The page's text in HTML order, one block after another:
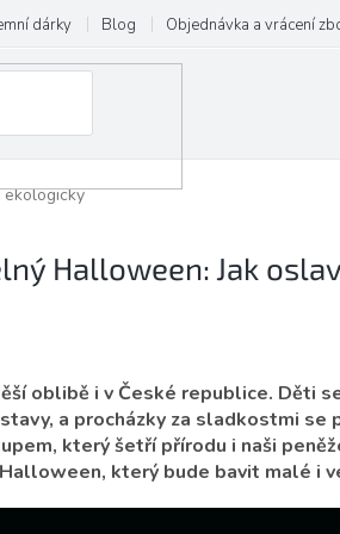
dárky Blog Objednávka a vrácení
Halloween: Jak
oblibě i v České republice. Děti
a procházky za sladkostmi
který šetří přírodu i naši
který bude bavit malé i